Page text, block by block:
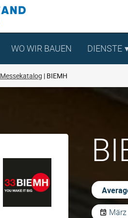
WO WIR BAUEN DIENSTE
Messekatalog BIEMH